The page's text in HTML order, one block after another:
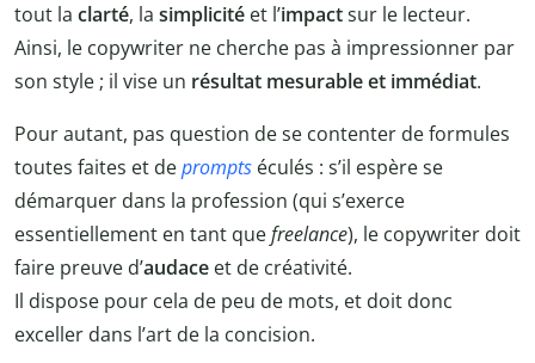
tout la clarté, la simplicité et l’impactsur le lecteur.
Ainsi, le copywriter ne cherche pas à impressionner par
son style ; il vise un résultat mesurable et immédiat.
Pour autant, pas question de se contenter de formules
toutes faites et deprompts éculés : s’il espère se
démarquer dans la profession (qui s’exerce
essentiellement en tant quefreelance), le copywriter doit
faire preuve d’audace et de créativité.
Il dispose pour cela de peu de mots, et doit donc
exceller dans l’art de la concision.